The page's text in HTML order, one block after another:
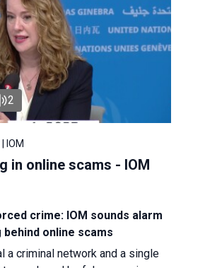
2
IOM
in online scams - IOM
crime: IOM sounds alarm
online scams
a criminal network and a single